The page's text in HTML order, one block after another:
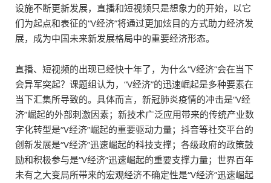
设施不断更新发展，直播和短视频只是想象力的开始，以它
们为起点和表征的“V经济”将通过更加炫目的方式助力经济发
展，成为中国未来新发展格局中的重要经济形态。
直播、短视频的出现已经快十年了，为什么“V经济”会在当下
会异军突起？课题组认为，“V经济”的迅速崛起是多种要素在
当下汇集所导致的。具体而言，新冠肺炎疫情的冲击是“V经
济”崛起的外部刺激因素；新技术广泛应用带来的传统产业数
字化转型是“V经济”崛起的重要驱动力量；抖音等社交平台的
创新发展是“V经济”迅速崛起的科技支撑；各级政府的政策鼓
励和积极参与是“V经济”迅速崛起的重要支撑力量；世界百年
未有之大变局所带来的宏观经济不确定性是“V经济”迅速崛起